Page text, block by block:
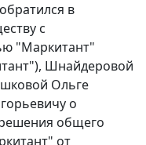
в
с
"Маркитант"
Шнайдеровой
Ольге
о
общего
от